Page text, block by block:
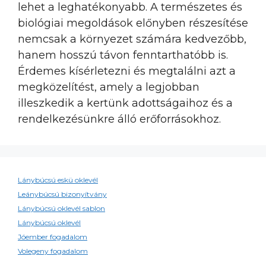
lehet a leghatékonyabb. A természetes és
biológiai megoldások előnyben részesítése
nemcsak a környezet számára kedvezőbb,
hanem hosszú távon fenntarthatóbb is.
Érdemes kísérletezni és megtalálni azt a
megközelítést, amely a legjobban
illeszkedik a kertünk adottságaihoz és a
rendelkezésünkre álló erőforrásokhoz.
Lánybúcsú eskü oklevél
Leánybúcsú bizonyítvány
Lánybúcsú oklevél sablon
Lánybúcsú oklevél
Jóember fogadalom
Volegeny fogadalom